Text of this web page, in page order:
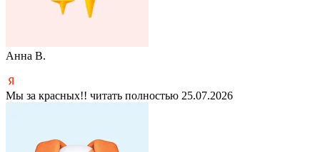
Анна В.
Мы за красных!! читать полностью 25.07.2026